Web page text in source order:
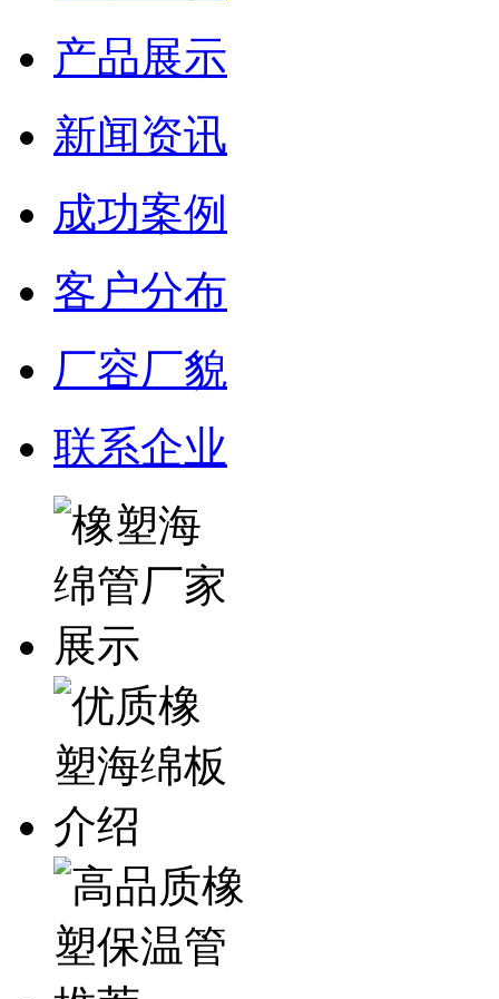
产品展示
新闻资讯
成功案例
客户分布
厂容厂貌
联系企业